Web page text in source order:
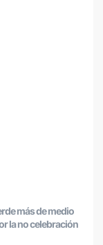
más de medio
la no celebración